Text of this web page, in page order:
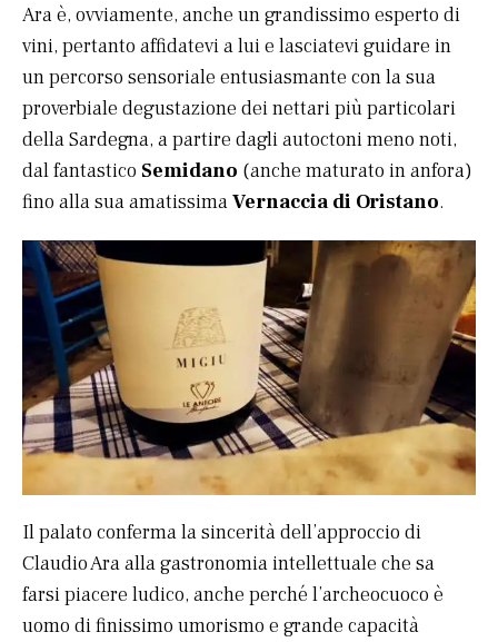
Ara è, ovviamente, anche un grandissimo esperto di
vini, pertanto affidatevi a lui e lasciatevi guidare in
un percorso sensoriale entusiasmante con la sua
proverbiale degustazione dei nettari più particolari
della Sardegna, a partire dagli autoctoni meno noti,
dal fantastico Semidano (anche maturato in anfora)
fino alla sua amatissimaVernaccia di Oristano.
Il palato conferma la sincerità dell’approccio di
Claudio Ara alla gastronomia intellettuale che sa
farsi piacere ludico, anche perché l’archeocuoco è
uomo di finissimo umorismo e grande capacità